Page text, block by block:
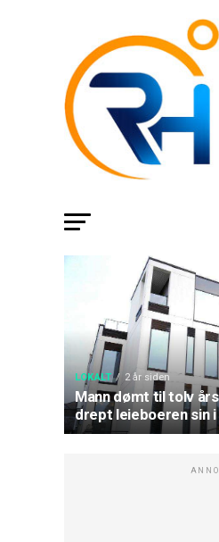
LOKALT 2 år siden
Mann dømt til tolv
drept leieboeren sin i